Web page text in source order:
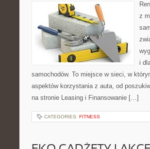
z
i
samochodów. To miejsce w sieci, w
aspektów korzystania z auta, od
na stronie Leasing i Finansowanie […]
CATEGORIES: FITNESS